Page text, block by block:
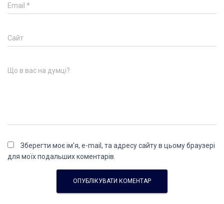
Email *
Сайт
Що в вас на думці?
Зберегти моє ім'я, e-mail, та адресу сайту в цьому браузері
для моїх подальших коментарів.